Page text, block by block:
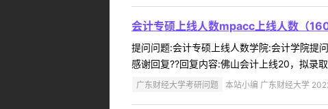
会计专硕上线人数mpacc上线人数（
提问问题:会计专硕上线人数学院:会计学院
感谢回复??回复内容:佛山会计上线20，拟录
广东财经大学考研问题 本站小编 广东财经大学